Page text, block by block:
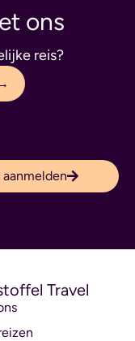
ons
reis?
aanmelden
Travel